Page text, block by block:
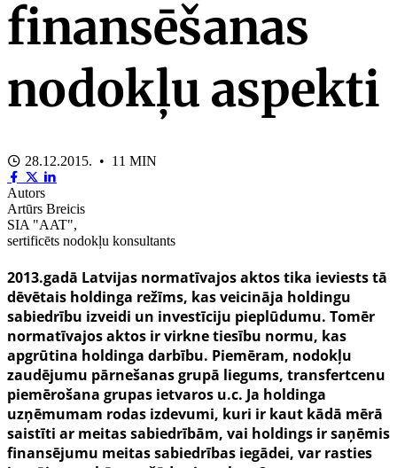
finansēšanas
nodokļu aspekti
28.12.2015. • 11 MIN
Autors
Artūrs Breicis
SIA "AAT",
sertificēts nodokļu konsultants
2013.gadā Latvijas normatīvajos aktos tika ieviests tā
dēvētais holdinga režīms, kas veicināja holdingu
sabiedrību izveidi un investīciju pieplūdumu. Tomēr
normatīvajos aktos ir virkne tiesību normu, kas
apgrūtina holdinga darbību. Piemēram, nodokļu
zaudējumu pārnešanas grupā liegums, transfertcenu
piemērošana grupas ietvaros u.c. Ja holdinga
uzņēmumam rodas izdevumi, kuri ir kaut kādā mērā
saistīti ar meitas sabiedrībām, vai holdings ir saņēmis
finansējumu meitas sabiedrības iegādei, var rasties